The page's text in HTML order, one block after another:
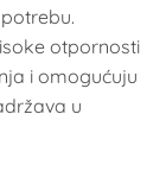
otpornosti
i omogućuju
u